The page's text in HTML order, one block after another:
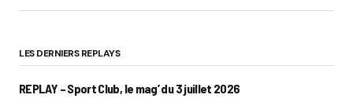
LES DERNIERS REPLAYS
REPLAY – Sport Club, le mag’ du 3 juillet 2026